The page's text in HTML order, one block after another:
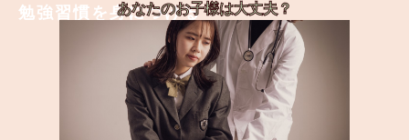
勉強習慣を身につける
あなたのお子様は大丈夫？